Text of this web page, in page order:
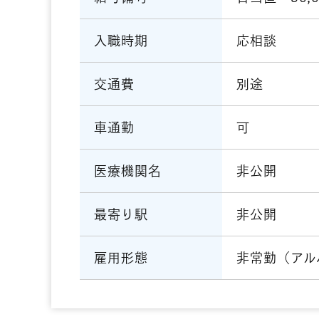
入職時期 応相談
交通費 別途
車通勤 可
医療機関名 非公開
最寄り駅 非公開
雇用形態 非常勤（ア